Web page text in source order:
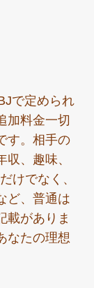
で定められ
加料金一切
す。相手の
、趣味、
けでなく、
ど、普通は
載がありま
なたの理想